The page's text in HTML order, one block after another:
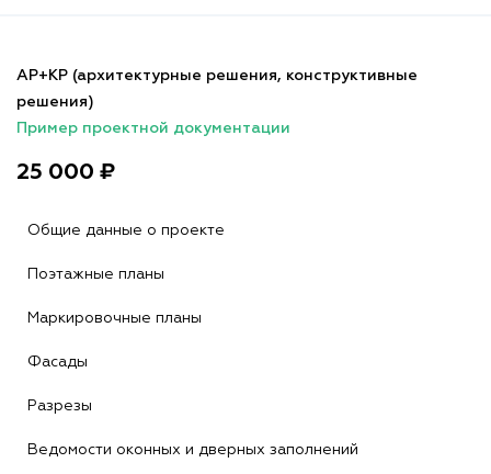
АР+КР (архитектурные решения, конструктивные
решения)
Пример проектной документации
25 000 ₽
Общие данные о проекте
Поэтажные планы
Маркировочные планы
Фасады
Разрезы
Ведомости оконных и дверных заполнений